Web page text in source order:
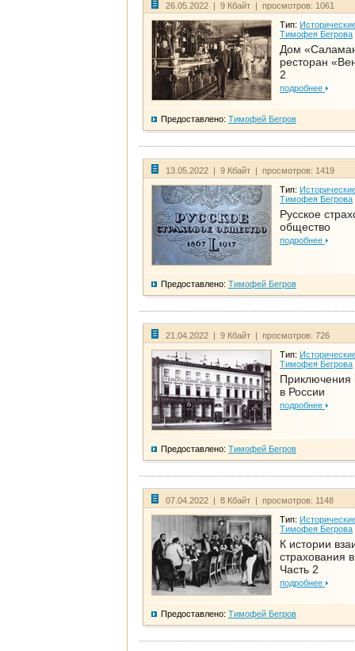
26.05.2022 | 9 Кбайт | просмотров: 1061
Тип:
Тимофея Бегрова
Дом
ресторан
2
подробнее
Предоставлено: Тимофей Бегров
13.05.2022 | 9 Кбайт | просмотров: 1419
Тип:
Тимофея Бегрова
Русское
общество
подробнее
Предоставлено: Тимофей Бегров
21.04.2022 | 9 Кбайт | просмотров: 726
Тип:
Тимофея Бегрова
Приключения
в России
подробнее
Предоставлено: Тимофей Бегров
07.04.2022 | 8 Кбайт | просмотров: 1148
Тип:
Тимофея Бегрова
К истории
страхования
Часть 2
подробнее
Предоставлено: Тимофей Бегров